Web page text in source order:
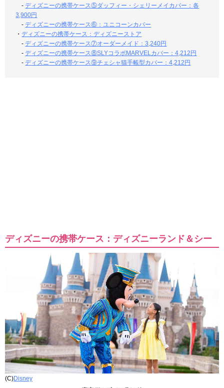
-ディズニーの携帯ケース⑤ダッフィー・シェリーメイカバー：各
3,900円
-ディズニーの携帯ケース⑥：ユニコーンカバー
・ディズニーの携帯ケース：ディズニーストア
-ディズニーの携帯ケース⑦オーダーメイド：3,240円
-ディズニーの携帯ケース⑧SLYコラボMARVELカバー：4,212円
-ディズニーの携帯ケース⑨チェシャ猫手帳型カバー：4,212円
ディズニーの携帯ケース：ディズニーランド＆シー
(C)Disney